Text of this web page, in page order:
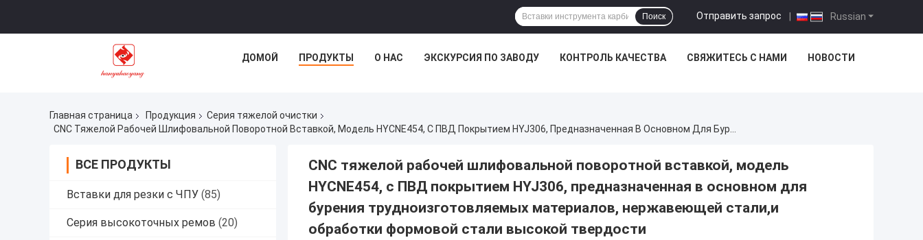
Russian
Отправить запрос |
Поиск
ДОМОЙ ПРОДУКТЫ О НАС ЭКСКУРСИЯ ПО ЗАВОДУ КОНТРОЛЬ КАЧЕСТВА СВЯЖИТЕСЬ С НАМИ НОВОСТИ
Главная страница Продукция
Серия тяжелой очистки
ВСЕ ПРОДУКТЫ
Вставки для резки с ЧПУ (85)
Серия высокоточных ремов (20)
CNC тяжелой рабочей шлифовальной поворотной вставкой, модель
HYCNE454, с ПВД покрытием HYJ306, предназначенная в основном для
бурения трудноизготовляемых материалов, нержавеющей стали,и
обработки формовой стали высокой твердости